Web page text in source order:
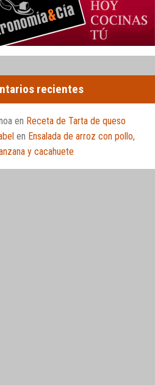
recientes
en Receta de Tarta de queso
en Ensalada de arroz con pollo,
y cacahuete